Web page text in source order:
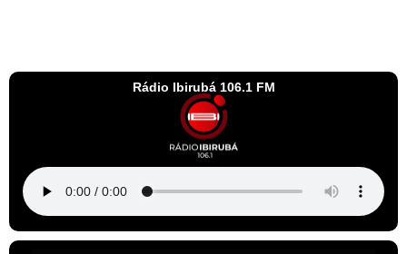
Rádio Ibirubá 106.1 FM